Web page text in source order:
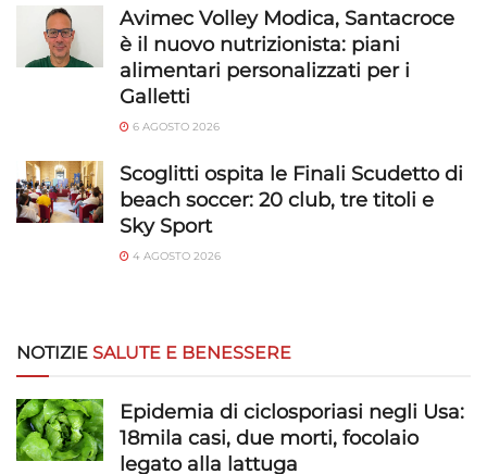
Avimec Volley Modica, Santacroce
è il nuovo nutrizionista: piani
alimentari personalizzati per i
Galletti
6 AGOSTO 2026
Scoglitti ospita le Finali Scudetto di
beach soccer: 20 club, tre titoli e
Sky Sport
4 AGOSTO 2026
NOTIZIE SALUTE E BENESSERE
Epidemia di ciclosporiasi negli Usa:
18mila casi, due morti, focolaio
legato alla lattuga